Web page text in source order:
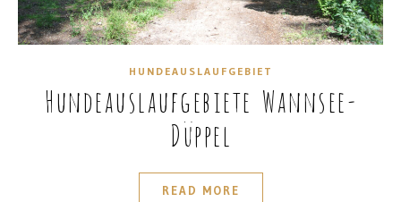
HUNDEAUSLAUFGEBIET
Hundeauslaufgebiete Wannsee-
Düppel
READ MORE